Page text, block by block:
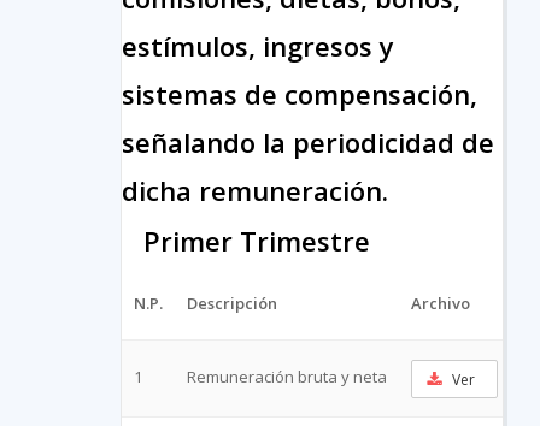
estímulos, ingresos y
sistemas de compensación,
señalando la periodicidad de
dicha remuneración.
Primer Trimestre
N.P. Descripción Archivo
1 Remuneración bruta y neta Ver